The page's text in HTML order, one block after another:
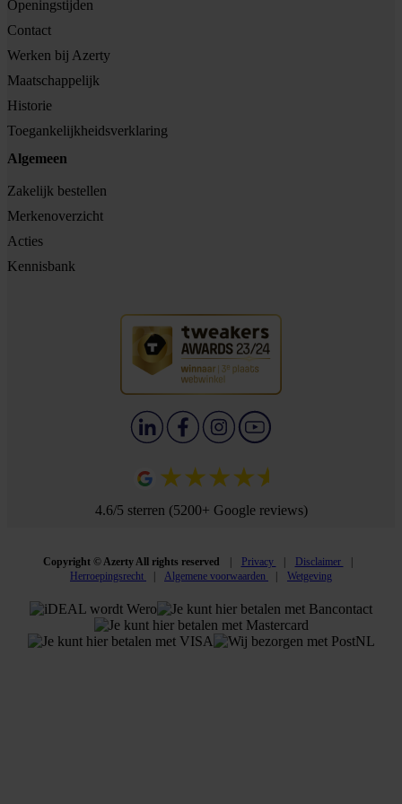
Openingstijden
Contact
Werken bij Azerty
Maatschappelijk
Historie
Toegankelijkheidsverklaring
Algemeen
Zakelijk bestellen
Merkenoverzicht
Acties
Kennisbank
4.6/5 sterren (5200+ Google reviews)
Copyright © Azerty All rights reserved Privacy
Disclaimer
Herroepingsrecht
Algemene voorwaarden Wetgeving